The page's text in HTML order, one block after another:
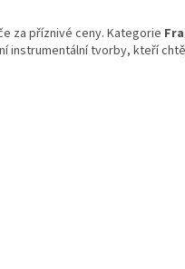
ý
p
i
za příznivé ceny. Kategorie
instrumentální tvorby, kteří